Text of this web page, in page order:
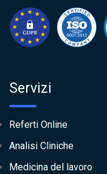
Servizi
Referti Online
Analisi Cliniche
Medicina del lavoro